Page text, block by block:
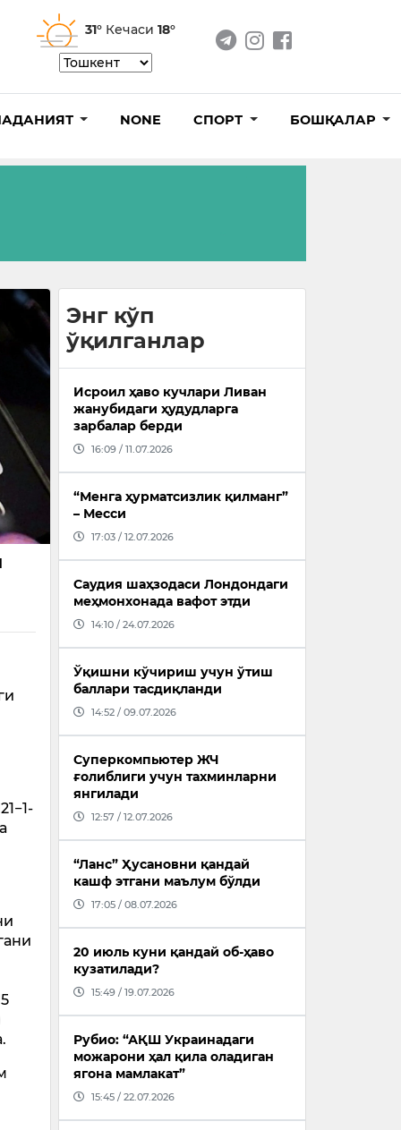
31° Кечаси 18°
NONE СПОРТ БОШҚАЛАР
Энг кўп
ўқилганлар
Исроил ҳаво кучлари Ливан
жанубидаги ҳудудларга
зарбалар берди
16:09 / 11.07.2026
“Менга ҳурматсизлик қилманг”
– Месси
17:03 / 12.07.2026
Саудия шаҳзодаси Лондондаги
меҳмонхонада вафот этди
14:10 / 24.07.2026
Ўқишни кўчириш учун ўтиш
баллари тасдиқланди
14:52 / 09.07.2026
Суперкомпьютер ЖЧ
ғолиблиги учун тахминларни
янгилади
12:57 / 12.07.2026
“Ланс” Ҳусановни қандай
кашф этгани маълум бўлди
17:05 / 08.07.2026
20 июль куни қандай об-ҳаво
кузатилади?
15:49 / 19.07.2026
Рубио: “АҚШ Украинадаги
можарони ҳал қила оладиган
ягона мамлакат”
15:45 / 22.07.2026